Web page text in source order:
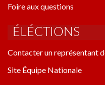
Foire aux questions
ÉLÉCTIONS
Contacter un représentant
Site Équipe Nationale